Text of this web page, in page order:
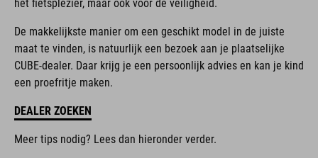
maat te vinden, is natuurlijk een bezoek aan je plaatselijke
CUBE-dealer. Daar krijg je een persoonlijk advies en kan je kind
een proefritje maken.
DEALER ZOEKEN